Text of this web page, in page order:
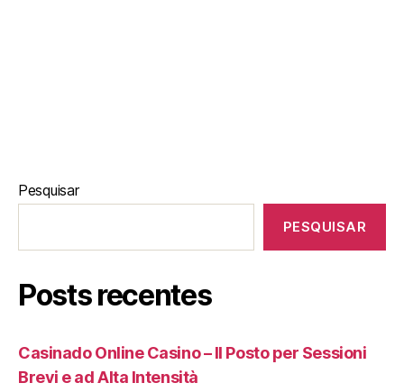
Pesquisar
PESQUISAR
Posts recentes
Casinado Online Casino – Il Posto per Sessioni
Brevi e ad Alta Intensità